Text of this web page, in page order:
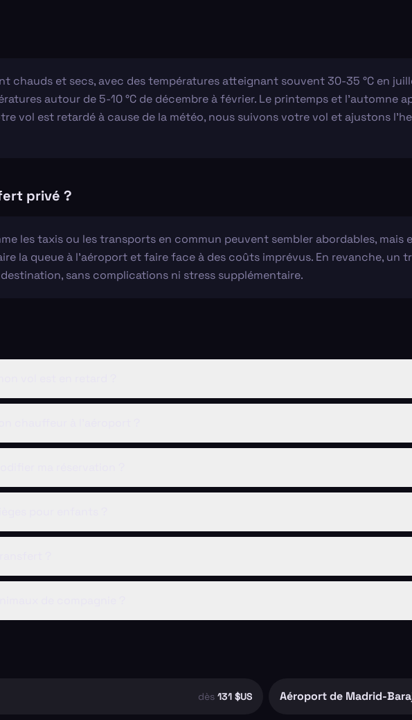
chauds et secs, avec des températures atteignant souvent 30-35 °C en
autour de 5-10 °C de décembre à février. Le printemps et l'automne
vol est retardé à cause de la météo, nous suivons votre vol et ajustons
privé ?
les taxis ou les transports en commun peuvent sembler abordables,
la queue à l'aéroport et faire face à des coûts imprévus. En revanche, un
sans complications ni stress supplémentaire.
dès 131 $US Aéroport de Madrid-